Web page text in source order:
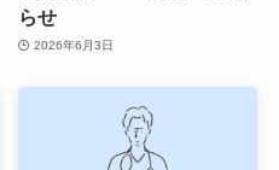
らせ
2026年6月3日